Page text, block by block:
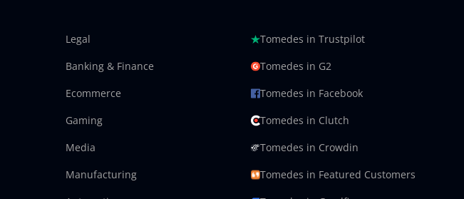
Legal
Banking & Finance
Ecommerce
Gaming
Media
Manufacturing
Tomedes in Trustpilot
Tomedes in G2
Tomedes in Facebook
Tomedes in Clutch
Tomedes in Crowdin
Tomedes in Featured Customers